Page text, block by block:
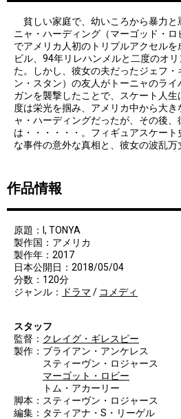
貧しい家庭で、幼いころから暴力と
ニャ・ハーディング（マーゴッド・
でアメリカ人初のトリプルアクセル
ビル、94年リレハンメルと二度のオ
た。しかし、彼女の夫だったジェフ
ン・スタン）の友人がトーニャのラ
ガンを襲撃したことで、スケート人
度は栄光を掴み、アメリカ中から大
ャ・ハーディングだったが、その後
は・・・・・・。フィギュアスケー
な事件の意外な真相と、彼女の波乱万
作品情報
原題：I, TONYA
製作国：アメリカ
製作年：2017
日本公開日：2018/05/04
分数：120分
ジャンル：
ドラマ / コメディ
スタッフ
監督： クレイグ・ギレスピー
製作：ブライアン・アンケレス
スティーヴン・ロジャース
マーゴット・ロビー
トム・アカーリー
脚本：スティーヴン・ロジャース
編集：タティアナ・S・リーゲル